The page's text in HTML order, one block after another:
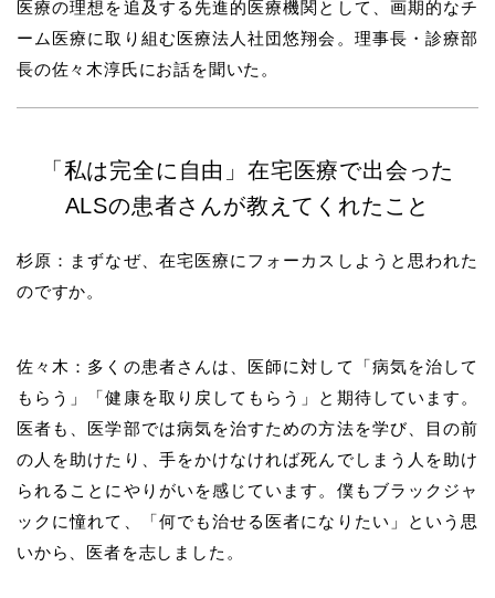
医療の理想を追及する先進的医療機関として、画期的なチ
ーム医療に取り組む医療法人社団悠翔会。理事長・診療部
長の佐々木淳氏にお話を聞いた。
「私は完全に自由」在宅医療で出会った
ALSの患者さんが教えてくれたこと
杉原：まずなぜ、在宅医療にフォーカスしようと思われた
のですか。
佐々木：多くの患者さんは、医師に対して「病気を治して
もらう」「健康を取り戻してもらう」と期待しています。
医者も、医学部では病気を治すための方法を学び、目の前
の人を助けたり、手をかけなければ死んでしまう人を助け
られることにやりがいを感じています。僕もブラックジャ
ックに憧れて、「何でも治せる医者になりたい」という思
いから、医者を志しました。